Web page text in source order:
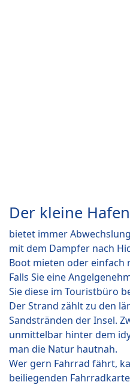
Der kleine
bietet immer
mit dem Dampfer nach
Boot mieten oder einfach
Falls Sie eine
Sie diese im Touristbüro
Der Strand zählt zu den
Sandstränden der Insel.
unmittelbar hinter dem
man die Natur hautnah.
Wer gern Fahrrad fährt,
beiliegenden